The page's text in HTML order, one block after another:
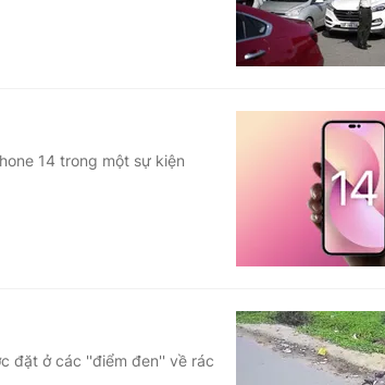
14 trong một sự kiện
đặt ở các ''điểm đen'' về rác